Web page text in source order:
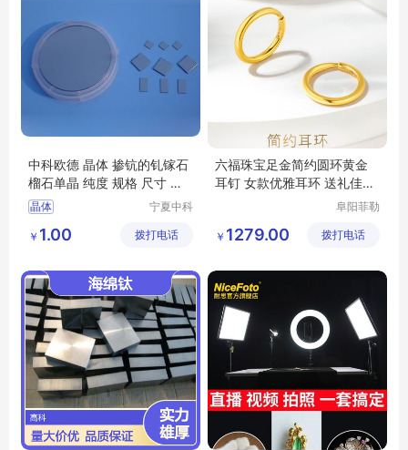
中科欧德 晶体 掺钪的钆镓石
榴石单晶 纯度 规格 尺寸 可
定制
晶体
宁夏中科
有限公司
￥ 1.00 拨打电话
六福珠宝足金简约圆环黄金
耳钉 女款优雅耳环 送礼佳选
阜阳菲勒
公司
￥ 1279.00 拨打电话